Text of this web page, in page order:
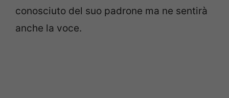
conosciuto del suo padrone ma ne sentirà
anche la voce.